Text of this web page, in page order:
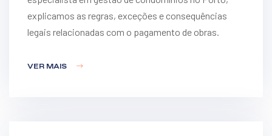
explicamos as regras, exceções e consequências
legais relacionadas com o pagamento de obras.
VER MAIS